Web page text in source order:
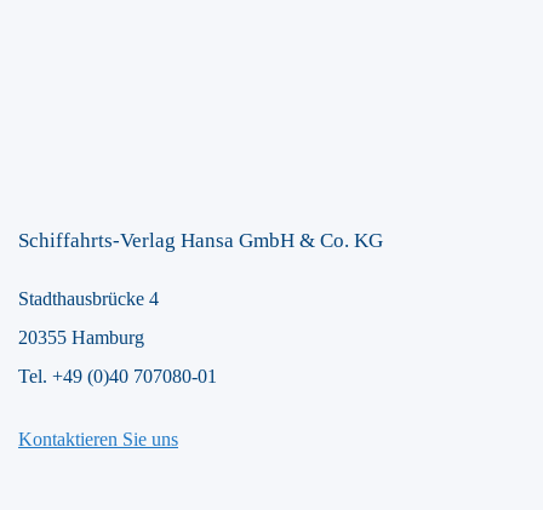
Schiffahrts-Verlag Hansa GmbH & Co. KG
Stadthausbrücke 4
20355 Hamburg
Tel. +49 (0)40 707080-01
Kontaktieren Sie uns